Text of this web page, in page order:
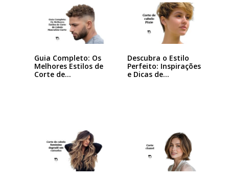
Guia Completo: Os
Melhores Estilos de
Corte de…
Descubra o Estilo
Perfeito: Inspirações
e Dicas de…